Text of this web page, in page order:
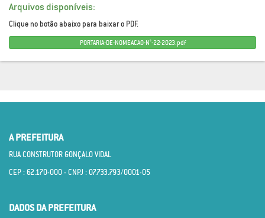
Arquivos disponíveis:
Clique no botão abaixo para baixar o PDF.
PORTARIA-DE-NOMEACAO-N°-22-2023.pdf
A PREFEITURA
RUA CONSTRUTOR GONÇALO VIDAL
CEP : 62.170­-000 - CNPJ : 07.733.793/0001­-05
DADOS DA PREFEITURA